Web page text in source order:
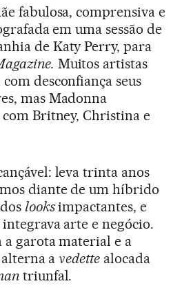
fabulosa, comprensiva e
em uma sessão de
de Katy Perry, para
Muitos artistas
desconfiança seus
mas Madonna
Britney, Christina e
leva trinta anos
diante de um híbrido
looksimpactantes, e
arte e negócio.
garota material e a
avedette alocada
triunfal.